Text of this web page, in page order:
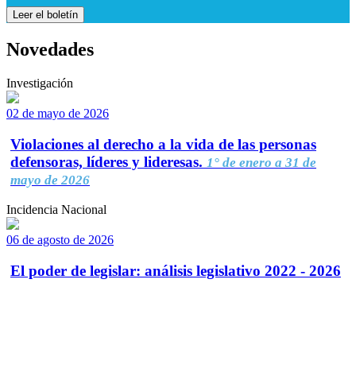
Leer el boletín
Novedades
Investigación
02 de mayo de 2026
Violaciones al derecho a la vida de las personas
defensoras, líderes y lideresas. 1° de enero a 31 de
mayo de 2026
Incidencia Nacional
06 de agosto de 2026
El poder de legislar: análisis legislativo 2022 - 2026